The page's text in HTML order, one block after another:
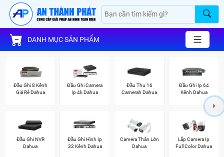
DANH MỤC SẢN PHẨM
Đầu Ghi 8 Kênh
Giá Rẻ Dahua
Đầu Ghi Camera
Ip 4k Dahua
Đầu Thu 16
Camerah Dahua
Đầu Ghi Ip 64
Kênh Dahua
Đầu Ghi NVR
Dahua
Đầu Ghi Hình Ip
32 Kênh Dahua
Camera Thân Lớn
Dahua
Lắp Camera Ip
Full Color Dahua